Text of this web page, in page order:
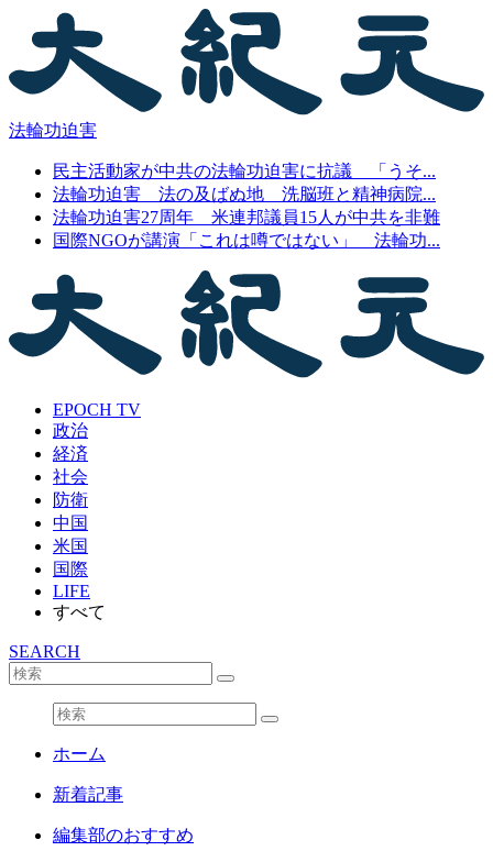
法輪功迫害
民主活動家が中共の法輪功迫害に抗議 「うそ...
法輪功迫害 法の及ばぬ地 洗脳班と精神病院...
法輪功迫害27周年 米連邦議員15人が中共を非難
国際NGOが講演「これは噂ではない」 法輪功...
EPOCH TV
政治
経済
社会
防衛
中国
米国
国際
LIFE
すべて
SEARCH
ホーム
新着記事
編集部のおすすめ